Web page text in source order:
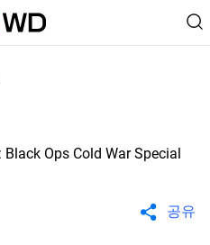
Ops Cold War Special
공유